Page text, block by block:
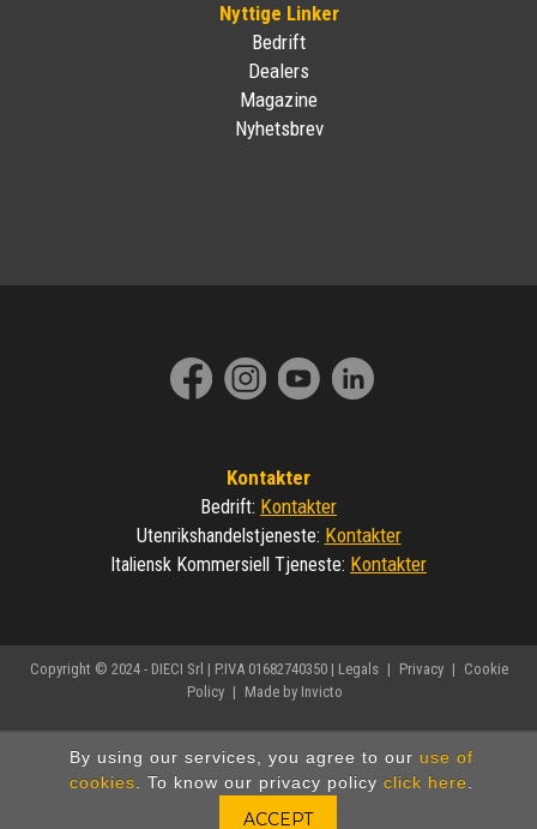
By using our services, you agree to our use of
cookies. To know our privacy policy click here.
Nyttige Linker
Bedrift
Dealers
Magazine
Nyhetsbrev
Kontakter
Bedrift: Kontakter
Utenrikshandelstjeneste: Kontakter
Italiensk Kommersiell Tjeneste: Kontakter
Copyright © 2024 - DIECI Srl | P.IVA 01682740350 | Legals | Privacy | Cookie
Policy | Made by Invicto